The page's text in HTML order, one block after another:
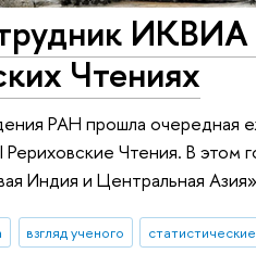
Чтениях
РАН прошла очередная
Чтения. В
Индия и Центральная
взгляд ученого